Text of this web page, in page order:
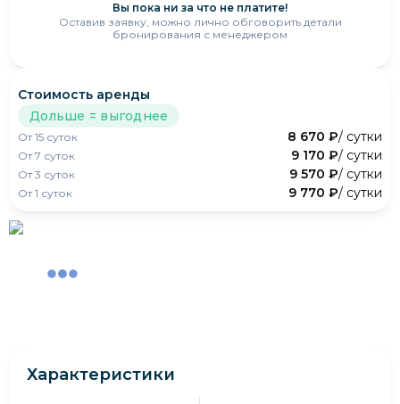
Вы пока ни за что не платите!
Оставив заявку, можно лично обговорить детали
бронирования с менеджером
Стоимость аренды
Дольше = выгоднее
От15 суток 8 670 ₽/ сутки
От7 суток 9 170 ₽/ сутки
От3 суток 9 570 ₽/ сутки
От1 суток 9 770 ₽/ сутки
Характеристики